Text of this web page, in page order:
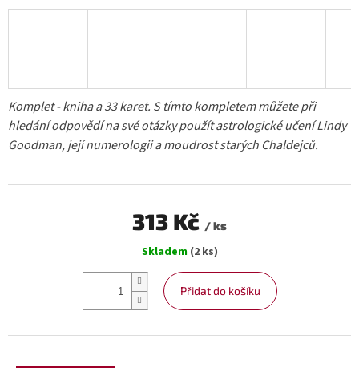
Komplet - kniha a 33 karet. S tímto kompletem můžete při
hledání odpovědí na své otázky použít astrologické učení Lindy
Goodman, její numerologii a moudrost starých Chaldejců.
313 Kč / ks
cena:
Skladem (2 ks)
Přidat do košíku